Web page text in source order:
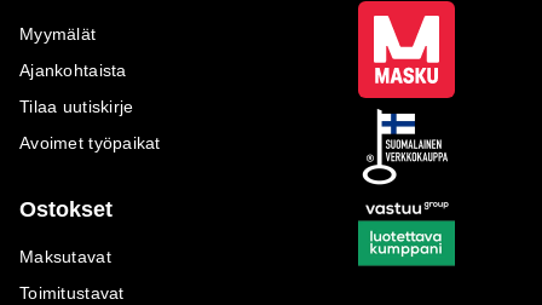
Myymälät
Ajankohtaista
Tilaa uutiskirje
Avoimet työpaikat
Ostokset
Maksutavat
Toimitustavat